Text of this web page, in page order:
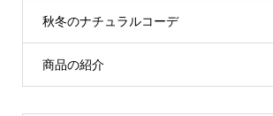
秋冬のナチュラルコーデ
商品の紹介